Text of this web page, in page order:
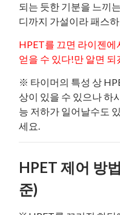
되는 듯한 기분을 느끼
디까지 가설이라 패스
HPET를 끄면 라이젠에
얻을 수 있다!만 알면 되
※ 타이머의 특성 상
상이 있을 수 있으나 하
능 저하가 일어날수도
세요.
HPET 제어 방
준)